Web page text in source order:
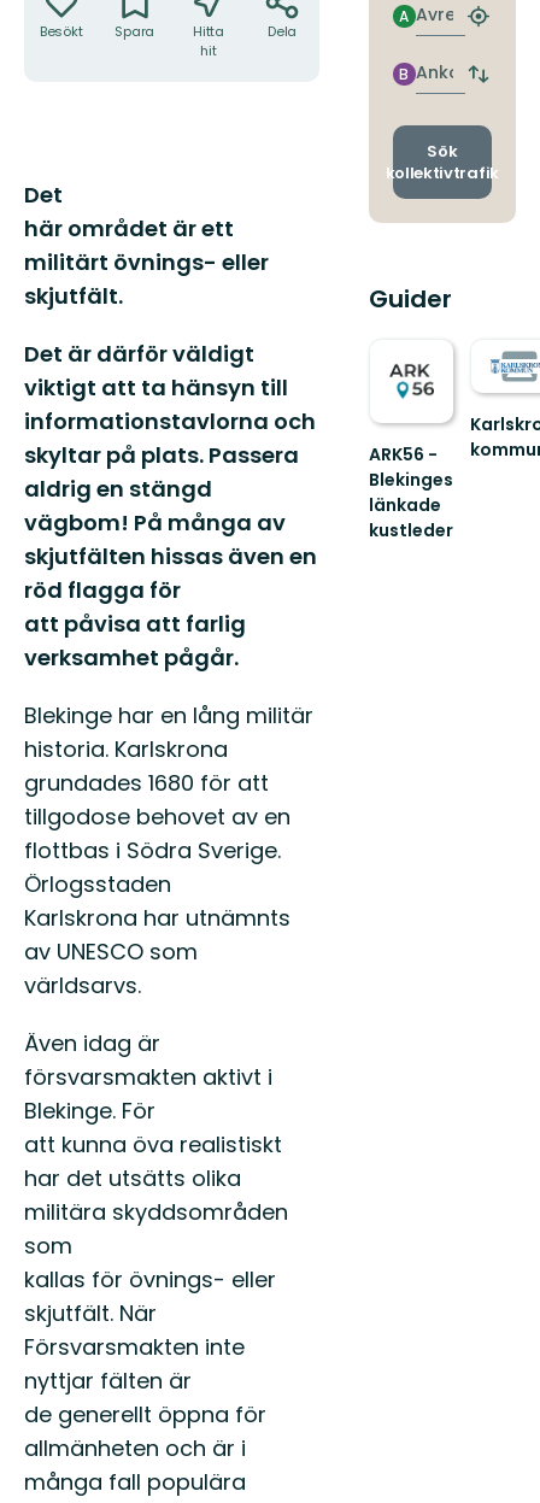
Besökt Spara
Hitta
hit
Dela
Beskrivning
Det
här området är ett
militärt övnings- eller
skjutfält.
Det är därför väldigt
viktigt att ta hänsyn till
informationstavlorna och
skyltar på plats. Passera
aldrig en stängd
vägbom! På många av
skjutfälten hissas även en
röd flagga för
att påvisa att farlig
verksamhet pågår.
Blekinge har en lång militär
historia. Karlskrona
grundades 1680 för att
tillgodose behovet av en
flottbas i Södra Sverige.
Örlogsstaden
Karlskrona har utnämnts
av UNESCO som
världsarvs.
Även idag är
försvarsmakten aktivt i
Blekinge. För
att kunna öva realistiskt
har det utsätts olika
militära skyddsområden
som
kallas för övnings- eller
skjutfält. När
Försvarsmakten inte
nyttjar fälten är
de generellt öppna för
allmänheten och är i
många fall populära
Avresa
A
Hitta
Ankomst
B
Byt
och
Sök
kollektivtrafik
Guider
ARK56 -
Blekinges
länkade
kustleder